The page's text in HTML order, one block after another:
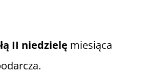
II niedzielę miesiąca